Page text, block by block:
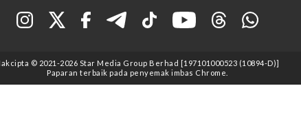
© 2021 -2026 Star Media Group Berhad [197101000523 (10894-D)]
Paparan terbaik pada penyemak imbas Chrome.